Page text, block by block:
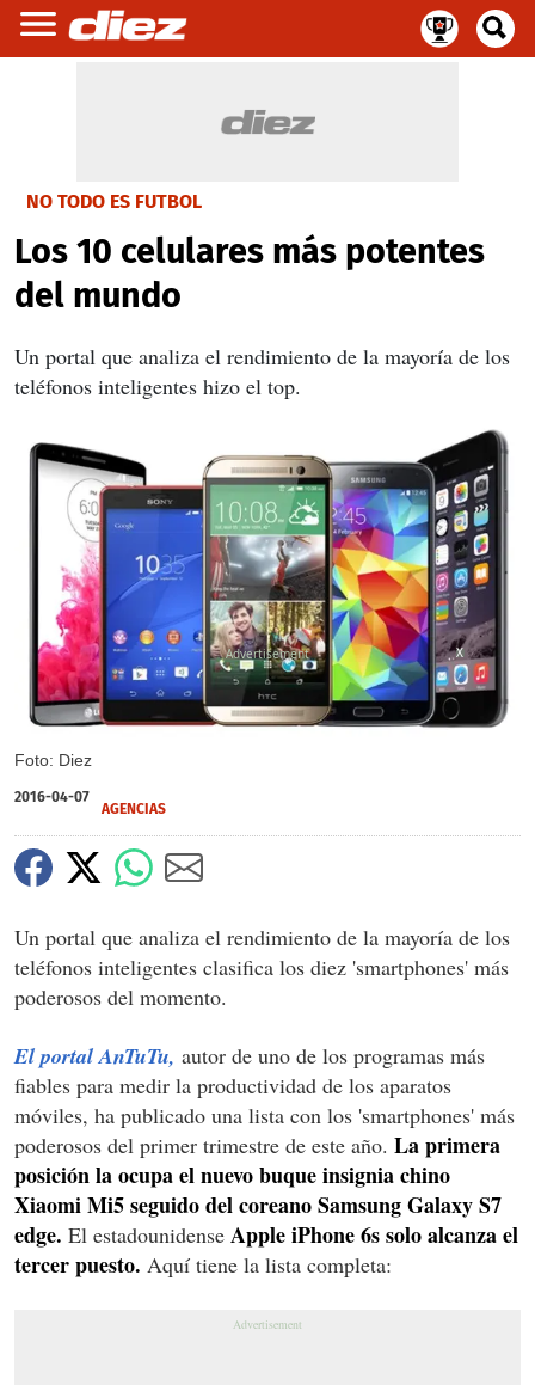
NO TODO ES FUTBOL
Los 10 celulares más potentes
del mundo
Un portal que analiza el rendimiento de la mayoría de los
teléfonos inteligentes hizo el top.
Foto: Diez
X
2016-04-07
AGENCIAS
Un portal que analiza el rendimiento de la mayoría de los
teléfonos inteligentes clasifica los diez 'smartphones' más
poderosos del momento.
El portal AnTuTu, autor de uno de los programas más
fiables para medir la productividad de los aparatos
móviles, ha publicado una lista con los 'smartphones' más
poderosos del primer trimestre de este año. La primera
posición la ocupa el nuevo buque insignia chino
Xiaomi Mi5 seguido del coreano Samsung Galaxy S7
edge. El estadounidense Apple iPhone 6s solo alcanza el
tercer puesto. Aquí tiene la lista completa: